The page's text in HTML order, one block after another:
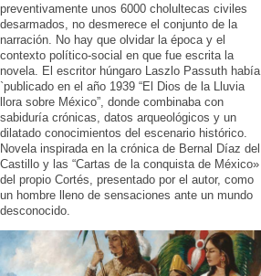
preventivamente unos 6000 cholultecas civiles
desarmados, no desmerece el conjunto de la
narración. No hay que olvidar la época y el
contexto político-social en que fue escrita la
novela. El escritor húngaro Laszlo Passuth había
`publicado en el año 1939 “El Dios de la Lluvia
llora sobre México”, donde combinaba con
sabiduría crónicas, datos arqueológicos y un
dilatado conocimientos del escenario histórico.
Novela inspirada en la crónica de Bernal Díaz del
Castillo y las “Cartas de la conquista de México»
del propio Cortés, presentado por el autor, como
un hombre lleno de sensaciones ante un mundo
desconocido.